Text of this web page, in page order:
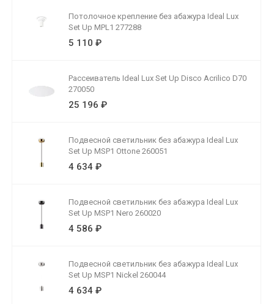
Потолочное крепление без абажура Ideal Lux
Set Up MPL1 277288
5 110 ₽
Рассеиватель Ideal Lux Set Up Disco Acrilico D70
270050
25 196 ₽
Подвесной светильник без абажура Ideal Lux
Set Up MSP1 Ottone 260051
4 634 ₽
Подвесной светильник без абажура Ideal Lux
Set Up MSP1 Nero 260020
4 586 ₽
Подвесной светильник без абажура Ideal Lux
Set Up MSP1 Nickel 260044
4 634 ₽